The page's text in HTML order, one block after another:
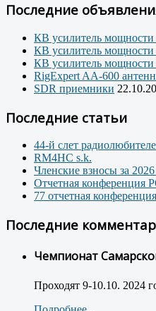
Последние
КВ усилитель
КВ усилитель
КВ усилитель
RigExpert AA-600
SDR приемники
Последние статьи
44-й слет
RM4HC s.k.
Членские взносы за
Отчетная конференция
77 отчетная
Последние
Чемпионат
Проходят 9-10.10. 2024